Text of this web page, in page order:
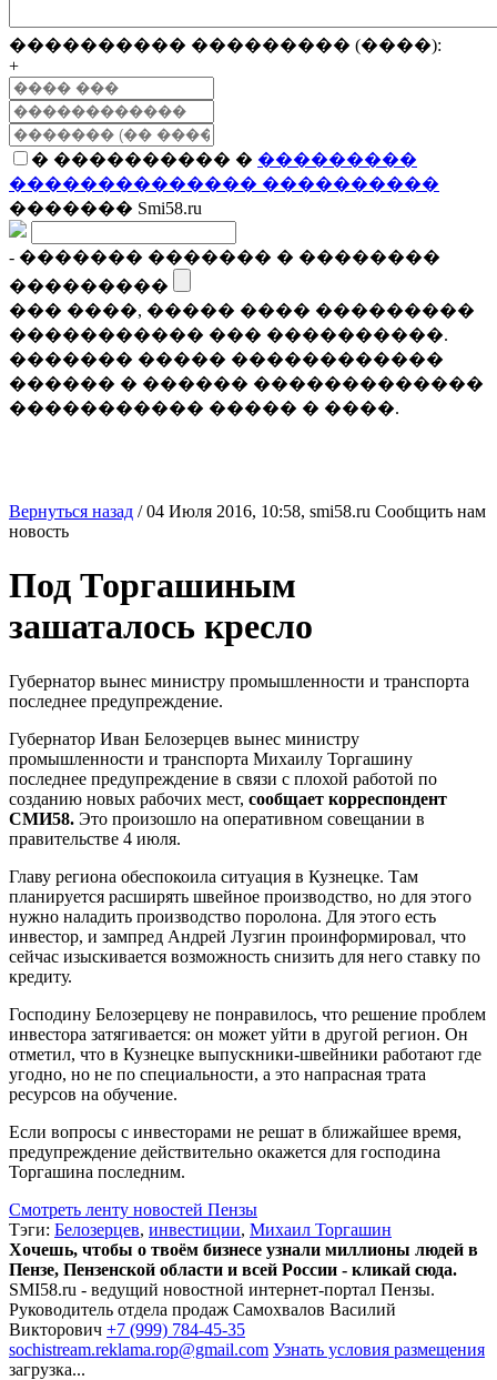
���������� ��������� (����):
+
� ���������� � ���������
�������������� ����������
������� Smi58.ru
- ������� ������� � ��������
���������
��� ����, ����� ���� ���������
����������� ��� ����������.
������� ����� ������������
������ � ������ �������������
����������� ����� � ����.
Вернуться назад /04 Июля 2016, 10:58, smi58.ru Сообщить нам
новость
Под Торгашиным
зашаталось кресло
Губернатор вынес министру промышленности и транспорта
последнее предупреждение.
Губернатор Иван Белозерцев вынес министру
промышленности и транспорта Михаилу Торгашину
последнее предупреждение в связи с плохой работой по
созданию новых рабочих мест, сообщает корреспондент
СМИ58. Это произошло на оперативном совещании в
правительстве 4 июля.
Главу региона обеспокоила ситуация в Кузнецке. Там
планируется расширять швейное производство, но для этого
нужно наладить производство поролона. Для этого есть
инвестор, и зампред Андрей Лузгин проинформировал, что
сейчас изыскивается возможность снизить для него ставку по
кредиту.
Господину Белозерцеву не понравилось, что решение проблем
инвестора затягивается: он может уйти в другой регион. Он
отметил, что в Кузнецке выпускники-швейники работают где
угодно, но не по специальности, а это напрасная трата
ресурсов на обучение.
Если вопросы с инвесторами не решат в ближайшее время,
предупреждение действительно окажется для господина
Торгашина последним.
Смотреть ленту новостей Пензы
Тэги: Белозерцев, инвестиции, Михаил Торгашин
Хочешь, чтобы о твоём бизнесе узнали миллионы людей в
Пензе, Пензенской области и всей России - кликай сюда.
SMI58.ru - ведущий новостной интернет-портал Пензы.
Руководитель отдела продаж Самохвалов Василий
Викторович +7 (999) 784-45-35
sochistream.reklama.rop@gmail.com Узнать условия размещения
загрузка...